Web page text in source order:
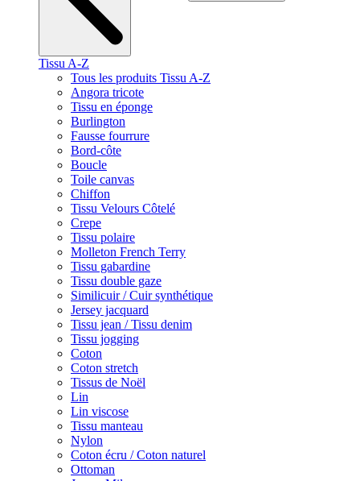
Tissu A-Z
Tous les produits Tissu A-Z
Angora tricote
Tissu en éponge
Burlington
Fausse fourrure
Bord-côte
Boucle
Toile canvas
Chiffon
Tissu Velours Côtelé
Crepe
Tissu polaire
Molleton French Terry
Tissu gabardine
Tissu double gaze
Similicuir / Cuir synthétique
Jersey jacquard
Tissu jean / Tissu denim
Tissu jogging
Coton
Coton stretch
Tissus de Noël
Lin
Lin viscose
Tissu manteau
Nylon
Coton écru / Coton naturel
Ottoman